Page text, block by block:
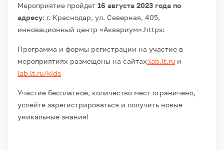
Мероприятие пройдет 16 августа 2023 года по
адресу: г. Краснодар, ул. Северная, 405,
инновационный центр «Аквариум».https:
Программа и формы регистрации на участие в
мероприятиях размещены на сайтах:lab.lt.ru и
lab.lt.ru/kids
Участие бесплатное, количество мест ограничено,
успейте зарегистрироваться и получить новые
уникальные знания!